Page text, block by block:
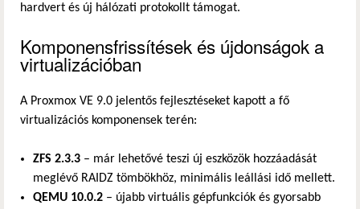
hardvert és új hálózati protokollt támogat.
Komponensfrissítések és újdonságok a
virtualizációban
A Proxmox VE 9.0 jelentős fejlesztéseket kapott a fő
virtualizációs komponensek terén:
ZFS 2.3.3 – már lehetővé teszi új eszközök hozzáadását
meglévő RAIDZ tömbökhöz, minimális leállási idő mellett.
QEMU 10.0.2 – újabb virtuális gépfunkciók és gyorsabb